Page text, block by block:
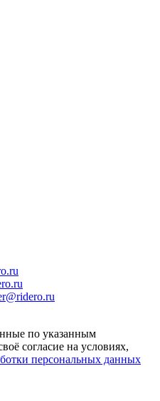
по указанным
согласие на условиях,
персональных данных